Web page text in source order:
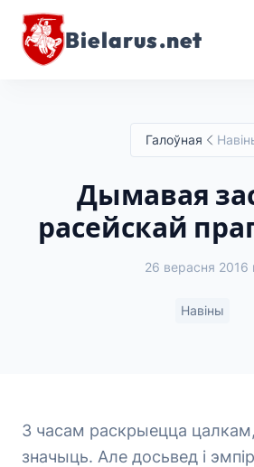
Bielarus.net
Галоўная
Дымавая
расейскай
26 верасня 2016
Навіны
З часам раскрыецца
значыць. Але досьвед і